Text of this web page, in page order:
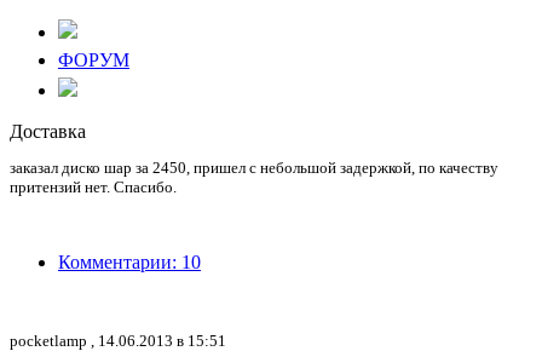
ФОРУМ
Доставка
заказал диско шар за 2450, пришел с небольшой задержкой, по качеству
притензий нет. Спасибо.
Комментарии: 10
pocketlamp , 14.06.2013 в 15:51